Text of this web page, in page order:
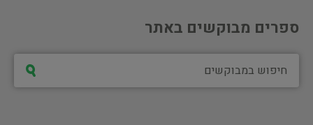
ספרים מבוקשים באתר